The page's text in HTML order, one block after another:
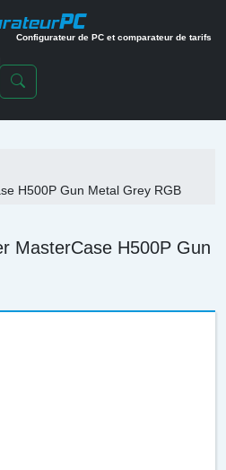
PC
Configurateur de PC et comparateur de tarifs
H500P Gun Metal Grey RGB
MasterCase H500P Gun